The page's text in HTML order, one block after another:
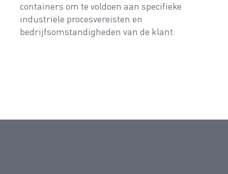
containers om te voldoen aan specifieke
industriële procesvereisten en
bedrijfsomstandigheden van de klant.